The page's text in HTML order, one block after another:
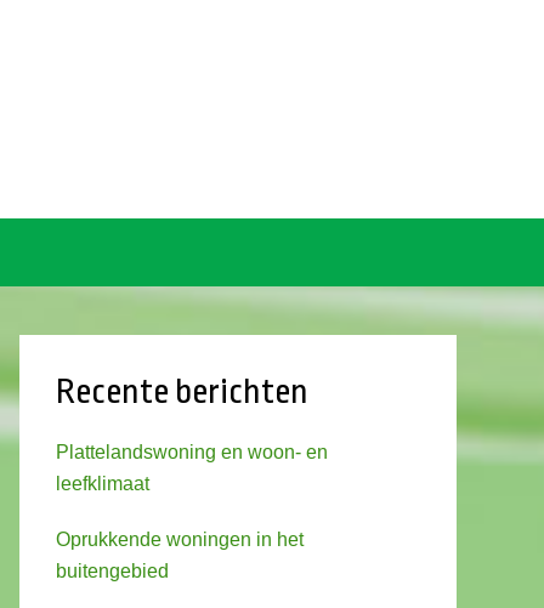
Recente berichten
Plattelandswoning en woon- en
leefklimaat
Oprukkende woningen in het
buitengebied